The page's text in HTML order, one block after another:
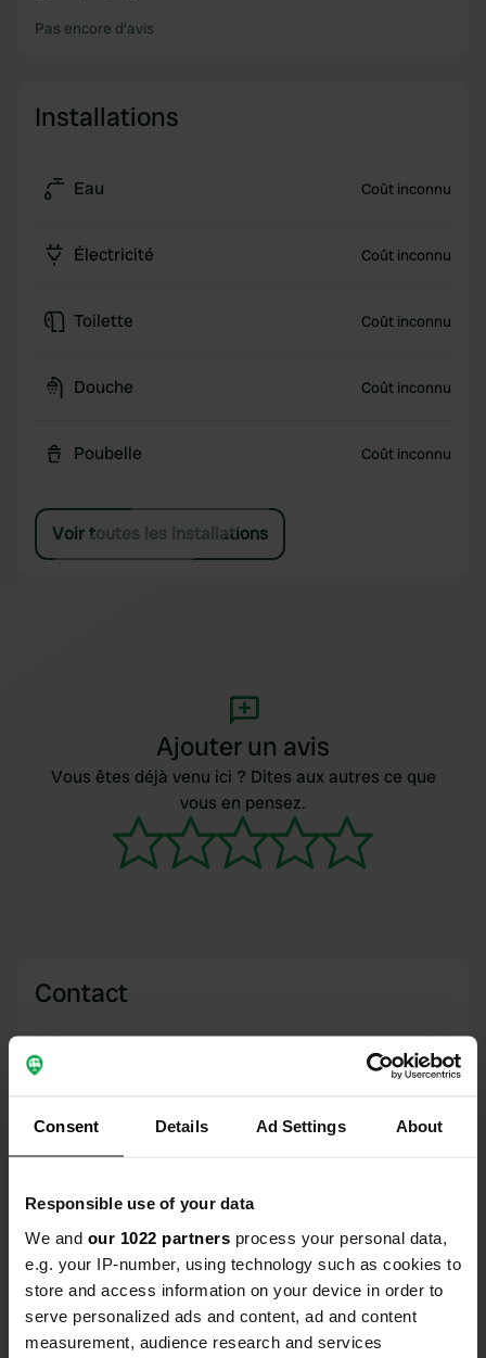
Consent Details Ad Settings About
Responsible use of your data
We and our 1022 partners process your personal data,
e.g. your IP-number, using technology such as cookies to
store and access information on your device in order to
serve personalized ads and content, ad and content
measurement, audience research and services
Pas encore d'avis
Installations
Eau Coût inconnu
Électricité Coût inconnu
Toilette Coût inconnu
Douche Coût inconnu
Poubelle Coût inconnu
Voir toutes les installations
Ajouter un avis
Vous êtes déjà venu ici ? Dites aux autres ce que
vous en pensez.
Contact
Copie
50.59741251 2.81120179
Copie
Code du site
114985 Copie
PRO+